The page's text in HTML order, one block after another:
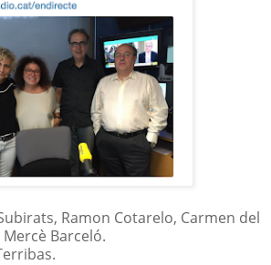
Ramon Cotarelo, Carmen del
Mercè Barceló.